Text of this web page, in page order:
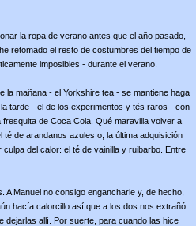
la ropa de verano antes que el año pasado,
retomado el resto de costumbres del tiempo de
imposibles - durante el verano.
la mañana - el Yorkshire tea - se mantiene haga
tarde - el de los experimentos y tés raros - con
de Coca Cola. Qué maravilla volver a
té de arandanos azules o, la última adquisición
del calor: el té de vainilla y ruibarbo. Entre
A Manuel no consigo engancharle y, de hecho,
hacía calorcillo así que a los dos nos extrañó
dejarlas allí. Por suerte, para cuando las hice